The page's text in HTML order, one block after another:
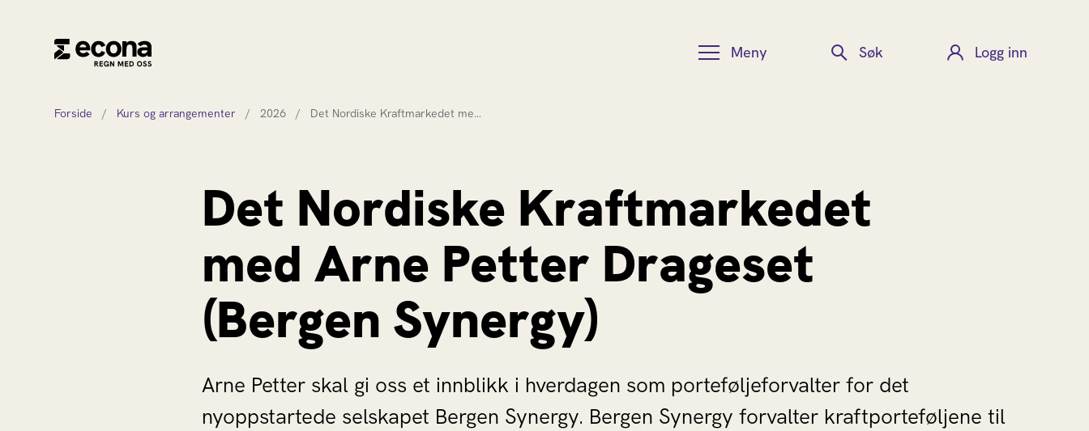
Meny Søk Logg inn
Forside / Kurs og arrangementer / 2026 / Det Nordiske Kraftmarkedet me…
Det Nordiske Kraftmarkedet
med Arne Petter Drageset
(Bergen Synergy)
Arne Petter skal gi oss et innblikk i hverdagen som porteføljeforvalter for det
nyoppstartede selskapet Bergen Synergy. Bergen Synergy forvalter kraftporteføljene til